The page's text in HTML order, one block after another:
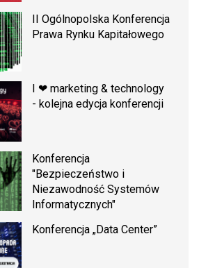
II Ogólnopolska Konferencja
Prawa Rynku Kapitałowego
I ❤ marketing & technology
- kolejna edycja konferencji
Konferencja
"Bezpieczeństwo i
Niezawodność Systemów
Informatycznych"
Konferencja „Data Center”